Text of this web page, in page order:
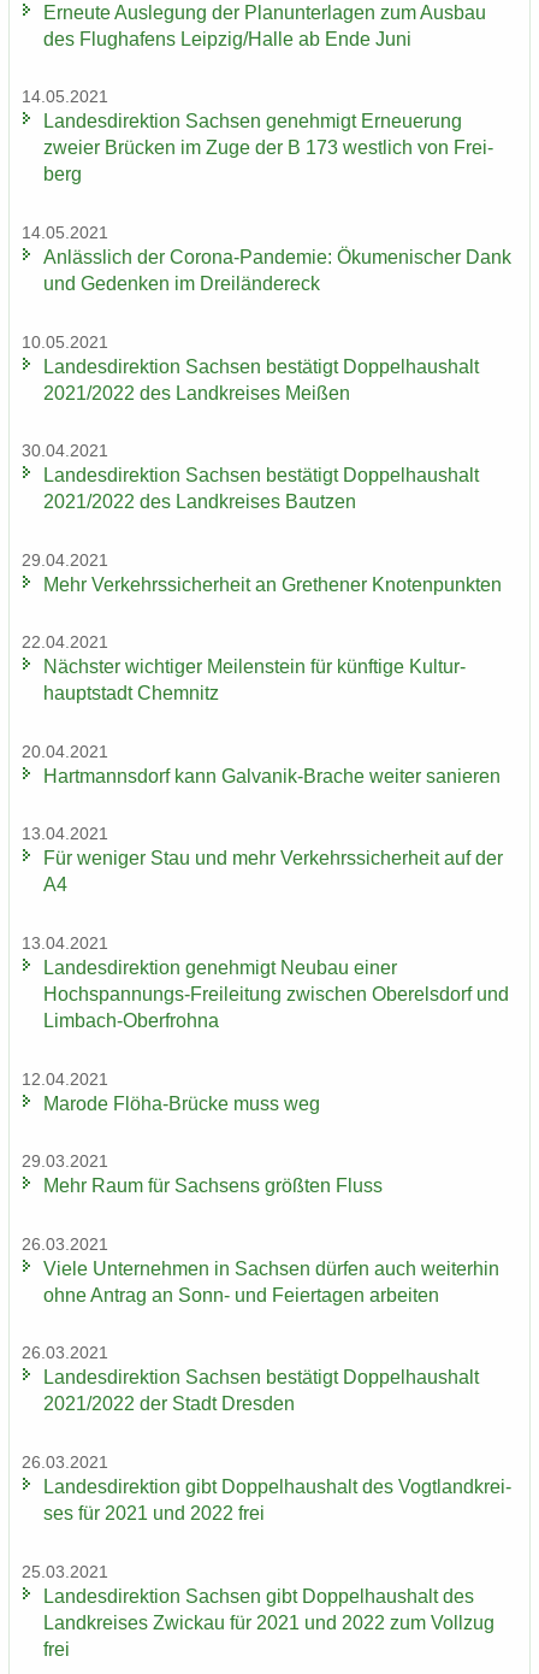
Er­neu­te Aus­le­gung der Plan­un­ter­la­gen zum Aus­bau
des Flug­ha­fens Leip­zig/Halle ab Ende Juni
14.05.2021
Lan­des­di­rek­ti­on Sach­sen ge­neh­migt Er­neue­rung
zwei­er Brü­cken im Zuge der B 173 west­lich von Frei­
berg
14.05.2021
An­läss­lich der Corona-​Pandemie: Öku­me­ni­scher Dank
und Ge­den­ken im Drei­län­der­eck
10.05.2021
Lan­des­di­rek­ti­on Sach­sen be­stä­tigt Dop­pel­haus­halt
2021/2022 des Land­krei­ses Mei­ßen
30.04.2021
Lan­des­di­rek­ti­on Sach­sen be­stä­tigt Dop­pel­haus­halt
2021/2022 des Land­krei­ses Baut­zen
29.04.2021
Mehr Ver­kehrs­si­cher­heit an Gre­the­ner Kno­ten­punk­ten
22.04.2021
Nächs­ter wich­ti­ger Mei­len­stein für künf­ti­ge Kul­tur­
haupt­stadt Chem­nitz
20.04.2021
Hart­manns­dorf kann Galvanik-​Brache wei­ter sa­nie­ren
13.04.2021
Für we­ni­ger Stau und mehr Ver­kehrs­si­cher­heit auf der
A4
13.04.2021
Lan­des­di­rek­ti­on ge­neh­migt Neu­bau einer
Hochspannungs-​Freileitung zwi­schen Ober­els­dorf und
Limbach-​Oberfrohna
12.04.2021
Ma­ro­de Flöha-​Brücke muss weg
29.03.2021
Mehr Raum für Sach­sens größ­ten Fluss
26.03.2021
Viele Un­ter­neh­men in Sach­sen dür­fen auch wei­ter­hin
ohne An­trag an Sonn- und Fei­er­ta­gen ar­bei­ten
26.03.2021
Lan­des­di­rek­ti­on Sach­sen be­stä­tigt Dop­pel­haus­halt
2021/2022 der Stadt Dres­den
26.03.2021
Lan­des­di­rek­ti­on gibt Dop­pel­haus­halt des Vogt­land­krei­
ses für 2021 und 2022 frei
25.03.2021
Lan­des­di­rek­ti­on Sach­sen gibt Dop­pel­haus­halt des
Land­krei­ses Zwi­ckau für 2021 und 2022 zum Voll­zug
frei